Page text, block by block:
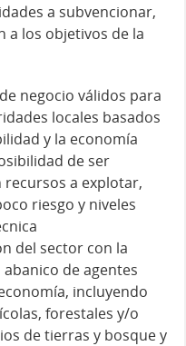
a subvencionar,
a los objetivos de la
negocio válidos para
locales basados
y la economía
de ser
recursos a explotar,
riesgo y niveles
del sector con la
de agentes
incluyendo
forestales y/o
de tierras y bosque y